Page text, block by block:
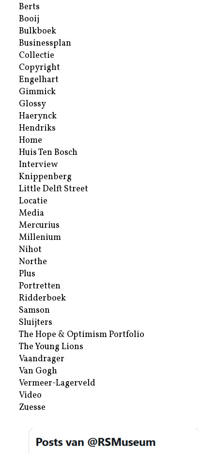
Berts
Booij
Bulkboek
Businessplan
Collectie
Copyright
Engelhart
Gimmick
Glossy
Haerynck
Hendriks
Home
Huis Ten Bosch
Interview
Knippenberg
Little Delft Street
Locatie
Media
Mercurius
Millenium
Nihot
Northe
Plus
Portretten
Ridderboek
Samson
Sluijters
The Hope & Optimism Portfolio
The Young Lions
Vaandrager
Van Gogh
Vermeer-Lagerveld
Video
Zuesse